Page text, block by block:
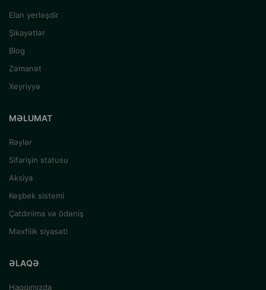
Elan yerləşdir
Şikayətlər
Blog
Zəmanət
Xeyriyyə
MƏLUMAT
Rəylər
Sifarişin statusu
Aksiya
Keşbek sistemi
Çatdırılma və ödəniş
Məxfilik siyasəti
ƏLAQƏ
Haqqımızda